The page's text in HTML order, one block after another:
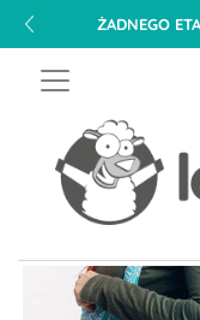
ŻADNEGO